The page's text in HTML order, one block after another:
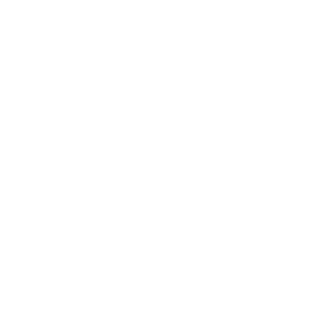
gereksinimlerin tamamını karşılayan, teknik özellikleri ve şık
gerçek burun dikişsiz görünüm gibi premium detaylarla tasarlanmıştır.